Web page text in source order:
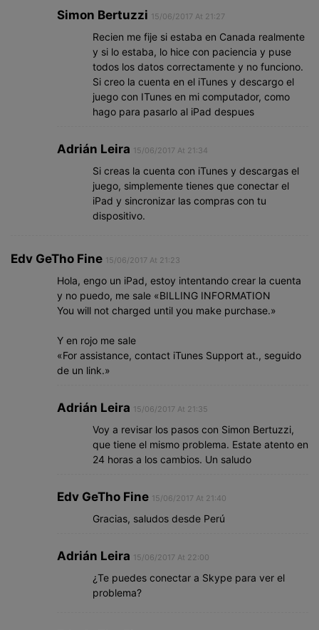
Simon Bertuzzi 15/06/2017 At 21:27
Recien me fije si estaba en Canada realmente
y si lo estaba, lo hice con paciencia y puse
todos los datos correctamente y no funciono.
Si creo la cuenta en el iTunes y descargo el
juego con ITunes en mi computador, como
hago para pasarlo al iPad despues
Adrián Leira 15/06/2017 At 21:34
Si creas la cuenta con iTunes y descargas el
juego, simplemente tienes que conectar el
iPad y sincronizar las compras con tu
dispositivo.
Edv GeTho Fine 15/06/2017 At 21:23
Hola, engo un iPad, estoy intentando crear la cuenta
y no puedo, me sale «BILLING INFORMATION
You will not charged until you make purchase.»
Y en rojo me sale
«For assistance, contact iTunes Support at., seguido
de un link.»
Adrián Leira 15/06/2017 At 21:35
Voy a revisar los pasos con Simon Bertuzzi,
que tiene el mismo problema. Estate atento en
24 horas a los cambios. Un saludo
Edv GeTho Fine 15/06/2017 At 21:40
Gracias, saludos desde Perú
Adrián Leira 15/06/2017 At 22:00
¿Te puedes conectar a Skype para ver el
problema?